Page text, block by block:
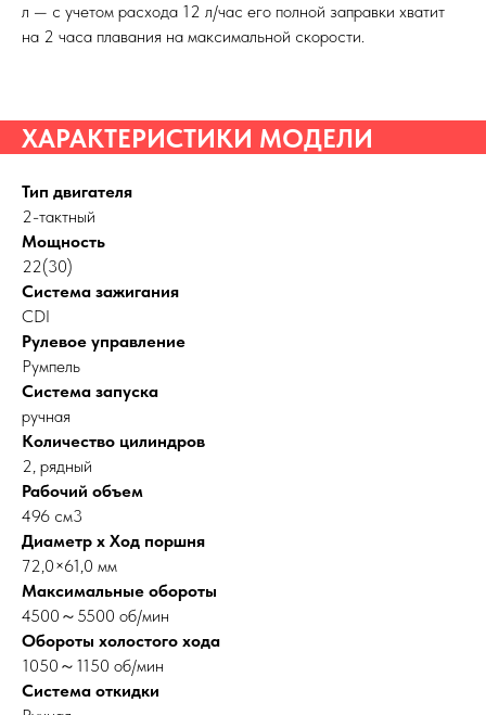
л — с учетом расхода 12 л/час его полной заправки хватит
на 2 часа плавания на максимальной скорости.
ХАРАКТЕРИСТИКИ МОДЕЛИ
Тип двигателя
2-тактный
Мощность
22(30)
Система зажигания
CDI
Рулевое управление
Румпель
Система запуска
ручная
Количество цилиндров
2, рядный
Рабочий объем
496 см3
Диаметр х Ход поршня
72,0×61,0 мм
Максимальные обороты
4500～5500 об/мин
Обороты холостого хода
1050～1150 об/мин
Система откидки